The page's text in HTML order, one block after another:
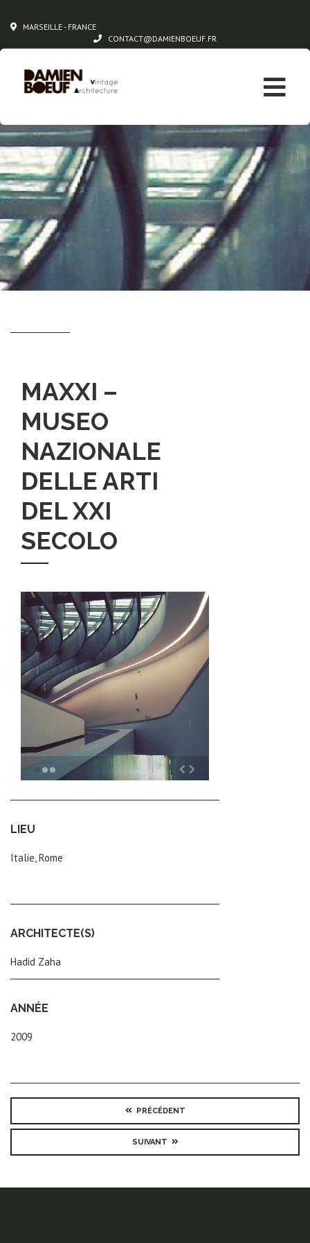
MARSEILLE - FRANCE
CONTACT@DAMIENBOEUF.FR
MAXXI –
MUSEO
NAZIONALE
DELLE ARTI
DEL XXI
SECOLO
LIEU
Italie, Rome
ARCHITECTE(S)
Hadid Zaha
ANNÉE
2009
PRÉCÉDENT
SUIVANT